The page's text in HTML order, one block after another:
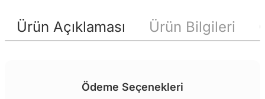
Ürün Açıklaması Ürün Bilgileri
Ödeme Seçenekleri